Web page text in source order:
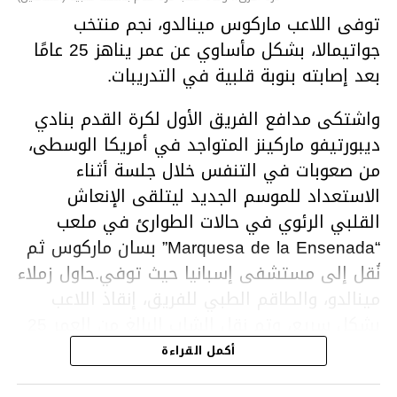
توفى اللاعب ماركوس مينالدو، نجم منتخب
جواتيمالا، بشكل مأساوي عن عمر يناهز 25 عامًا
بعد إصابته بنوبة قلبية في التدريبات.
واشتكى مدافع الفريق الأول لكرة القدم بنادي
ديبورتيفو ماركينز المتواجد في أمريكا الوسطى،
من صعوبات في التنفس خلال جلسة أثناء
الاستعداد للموسم الجديد ليتلقى الإنعاش
القلبي الرئوي في حالات الطوارئ في ملعب
“Marquesa de la Ensenada” بسان ماركوس ثم
نُقل إلى مستشفى إسبانيا حيث توفي.حاول زملاء
عامًا إلى مستشفى قريب ولكن تم إعلان وفاته
بعد فترة وجيزة من وصوله.
أكمل القراءة